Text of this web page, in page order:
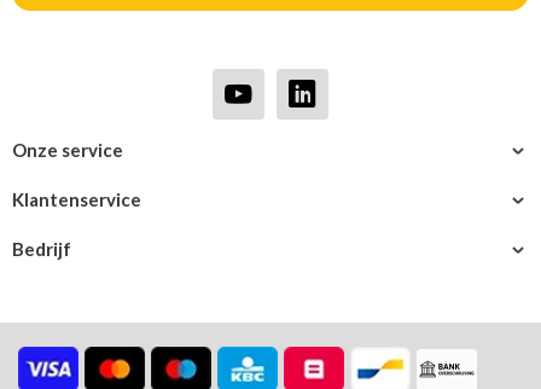
Bedrijf
Klantenservice
Onze service